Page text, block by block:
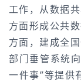
工作，从数据
方面形成公共
方面，建成全
部门垂管系统
一件事”等提供